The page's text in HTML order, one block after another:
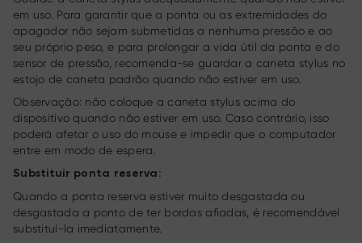
em uso. Para garantir que a ponta ou as extremidades do
apagador não sejam submetidas a nenhuma pressão e ao
seu próprio peso, e para prolongar a vida útil da ponta e do
sensor de pressão, recomenda-se guardar a caneta stylus no
estojo de caneta padrão quando não estiver em uso.
Observação: não coloque a caneta stylus acima do
dispositivo quando não estiver em uso. Caso contrário, isso
poderá afetar o uso do mouse e impedir que o computador
entre em modo de espera.
Substituir ponta reserva:
Quando a ponta reserva estiver muito desgastada ou
desgastada a ponto de ter bordas afiadas, é recomendável
substituí-la imediatamente.